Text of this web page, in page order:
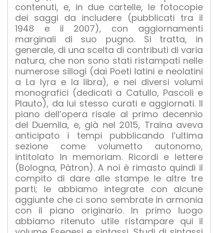
contenuti, e, in due cartelle, le fotocopie
dei saggi da includere (pubblicati tra il
1948 e il 2007), con aggiornamenti
marginali di suo pugno. Si tratta, in
generale, di una scelta di contributi di varia
natura, che non sono stati ristampati nelle
numerose sillogi (dai Poeti latini e neolatini
a La lyra e la libra), e nei diversi volumi
monografici (dedicati a Catullo, Pascoli e
Plauto), da lui stesso curati e aggiornati. Il
piano dell’opera risale al primo decennio
del Duemila, e, già nel 2015, Traina aveva
anticipato i tempi pubblicando l’ultima
sezione come volumetto autonomo,
intitolato In memoriam. Ricordi e lettere
(Bologna, Pàtron). A noi è rimasto quindi il
compito di dare alle stampe le altre tre
parti; le abbiamo integrate con alcune
aggiunte che ci sono sembrate in armonia
con il piano originario. In primo luogo
abbiamo ritenuto utile ristampare qui il